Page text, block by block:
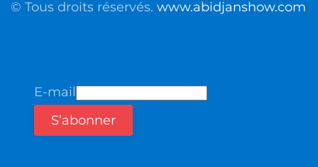
© Tous droits réservés. www.abidjanshow.com
E-mail
S’abonner